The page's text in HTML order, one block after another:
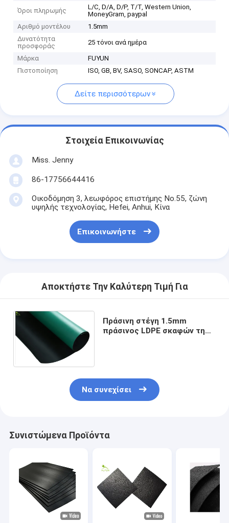
Όροι πληρωμής
L/C, D/A, D/P, T/T, Western Union,
MoneyGram, paypal
Αριθμό μοντέλου
1.5mm
Δυνατότητα
προσφοράς
25 τόνοι ανά ημέρα
Μάρκα
FUYUN
Πιστοποίηση
ISO, GB, BV, SASO, SONCAP, ASTM
Δείτε περισσότερων
Στοιχεία Επικοινωνίας
Miss. Jenny
86-17756644416
Οικοδόμηση 3, λεωφόρος επιστήμης No.55, ζώνη
υψηλής τεχνολογίας, Hefei, Anhui, Κίνα
Επικοινωνήστε
Αποκτήστε Την Καλύτερη Τιμή Για
Πράσινη στέγη 1.5mm
πράσινος LDPE σκαφών της
Να συνεχίσει
Συνιστώμενα Προϊόντα